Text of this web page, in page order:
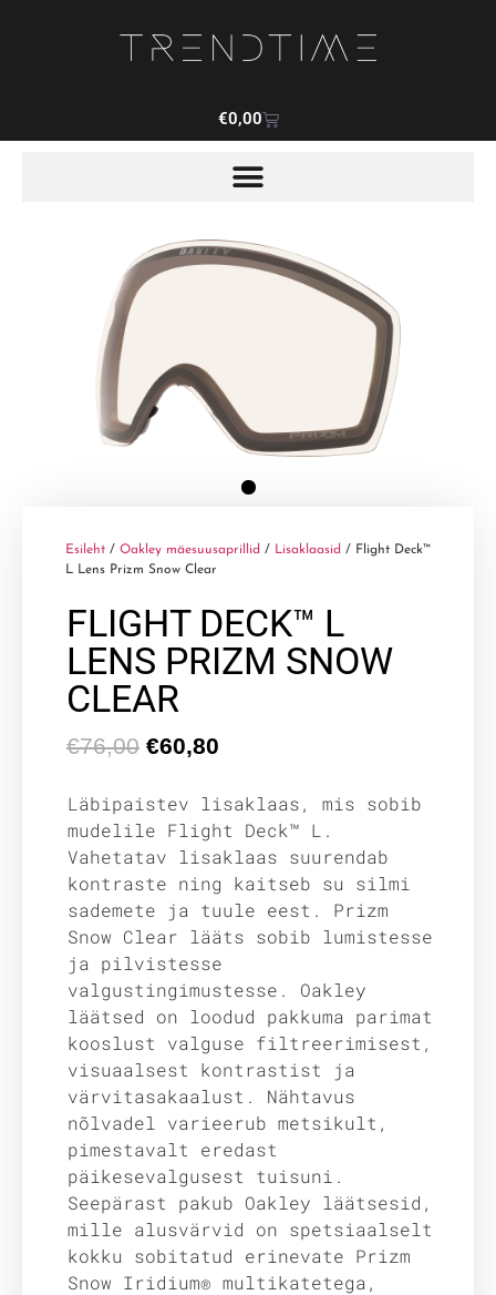
€0,00
Esileht / Oakley mäesuusaprillid / Lisaklaasid / Flight Deck™
L Lens Prizm Snow Clear
FLIGHT DECK™ L
LENS PRIZM SNOW
CLEAR
€76,00 €60,80
Läbipaistev lisaklaas, mis sobib
mudelile Flight Deck™ L.
Vahetatav lisaklaas suurendab
kontraste ning kaitseb su silmi
sademete ja tuule eest. Prizm
Snow Clear lääts sobib lumistesse
ja pilvistesse
valgustingimustesse. Oakley
läätsed on loodud pakkuma parimat
kooslust valguse filtreerimisest,
visuaalsest kontrastist ja
värvitasakaalust. Nähtavus
nõlvadel varieerub metsikult,
pimestavalt eredast
päikesevalgusest tuisuni.
Seepärast pakub Oakley läätsesid,
mille alusvärvid on spetsiaalselt
kokku sobitatud erinevate Prizm
Snow Iridium® multikatetega,